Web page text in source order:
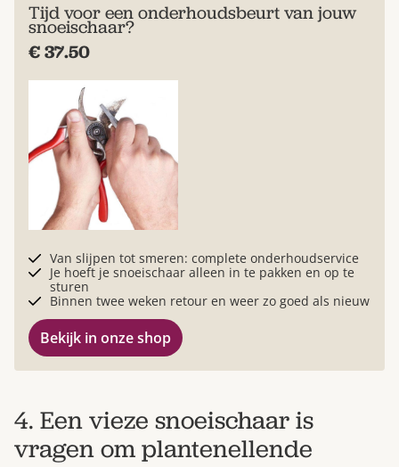
Tijd voor een onderhoudsbeurt van jouw
snoeischaar?
€ 37.50
Van slijpen tot smeren: complete onderhoudservice
Je hoeft je snoeischaar alleen in te pakken en op te
sturen
Binnen twee weken retour en weer zo goed als nieuw
Bekijk in onze shop
4. Een vieze snoeischaar is
vragen om plantenellende